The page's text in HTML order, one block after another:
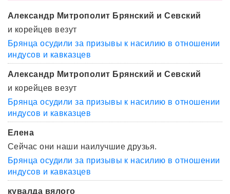
Александр Митрополит Брянский и Севский
и корейцев везут
Брянца осудили за призывы к насилию в отношении
индусов и кавказцев
Александр Митрополит Брянский и Севский
и корейцев везут
Брянца осудили за призывы к насилию в отношении
индусов и кавказцев
Елена
Сейчас они наши наилучшие друзья.
Брянца осудили за призывы к насилию в отношении
индусов и кавказцев
кувалда вялого